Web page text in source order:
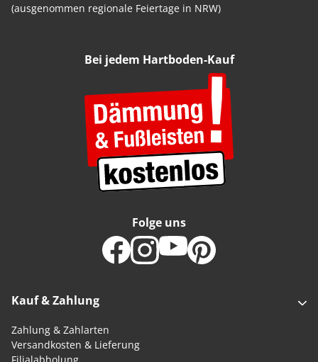
(ausgenommen regionale Feiertage in NRW)
Bei jedem Hartboden-Kauf
Kauf & Zahlung
Zahlung & Zahlarten
Versandkosten & Lieferung
Filialabholung
Folge uns